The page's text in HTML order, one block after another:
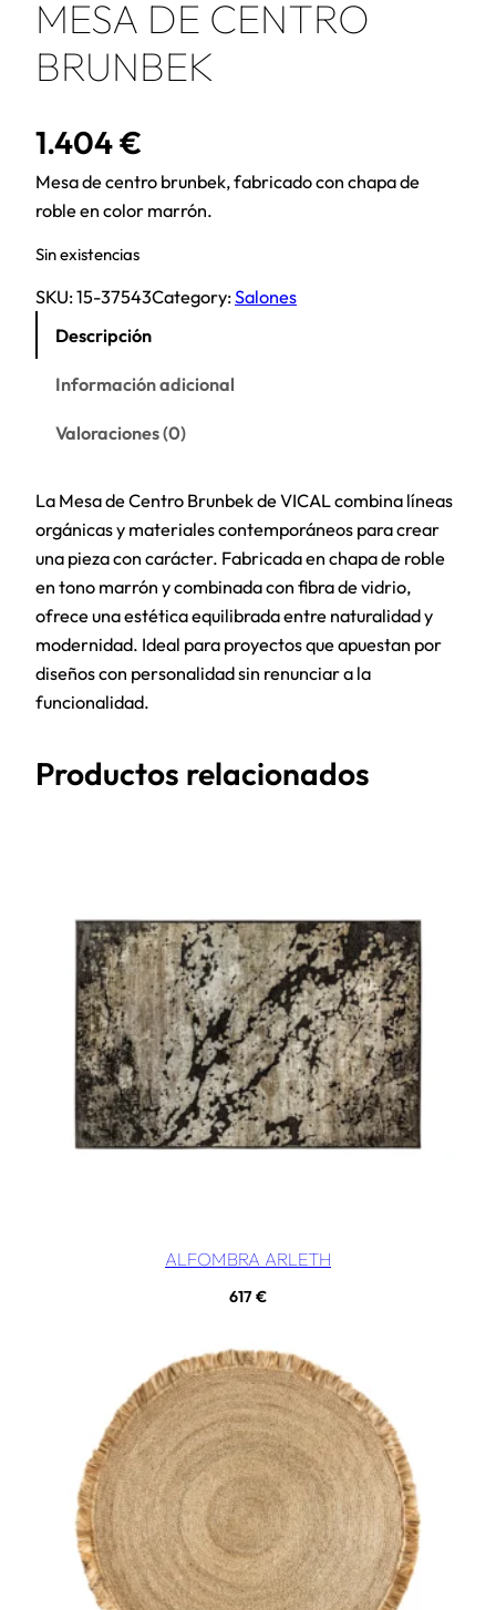
MESA DE CENTRO
BRUNBEK
1.404€
Mesa de centro brunbek, fabricado con chapa de
roble en color marrón.
Sin existencias
SKU:15-37543Category:Salones
Descripción
Información adicional
Valoraciones (0)
La Mesa de Centro Brunbek de VICAL combina líneas
orgánicas y materiales contemporáneos para crear
una pieza con carácter. Fabricada en chapa de roble
en tono marrón y combinada con fibra de vidrio,
ofrece una estética equilibrada entre naturalidad y
modernidad. Ideal para proyectos que apuestan por
diseños con personalidad sin renunciar a la
funcionalidad.
Productos relacionados
ALFOMBRA ARLETH
617€